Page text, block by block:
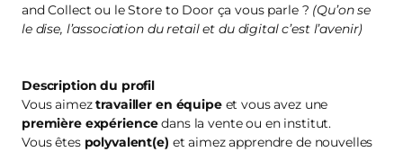
and Collect ou le Store to Door ça vous parle ? (Qu’on se
le dise, l’association du retail et du digital c’est l’avenir)
Description du profil
Vous aimeztravailler en équipe et vous avez une
première expériencedans la vente ou en institut.
Vous êtes polyvalent(e) et aimez apprendre de nouvelles